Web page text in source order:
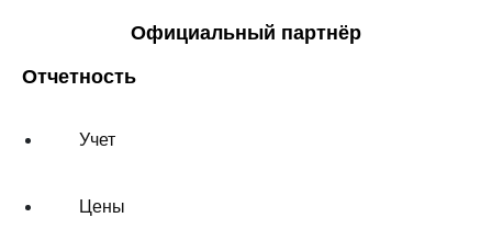
Официальный партнёр
Отчетность
Учет
Цены